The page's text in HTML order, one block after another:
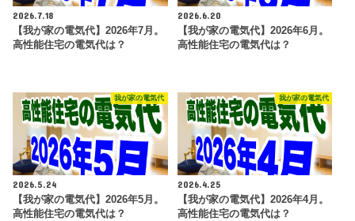
2026.7.18
【我が家の電気代】2026年7月。
高性能住宅の電気代は？
2026.6.20
【我が家の電気代】2026年6月。
高性能住宅の電気代は？
我が家の電気代
2026.5.24
【我が家の電気代】2026年5月。
高性能住宅の電気代は？
我が家の電気代
2026.4.25
【我が家の電気代】2026年4月。
高性能住宅の電気代は？